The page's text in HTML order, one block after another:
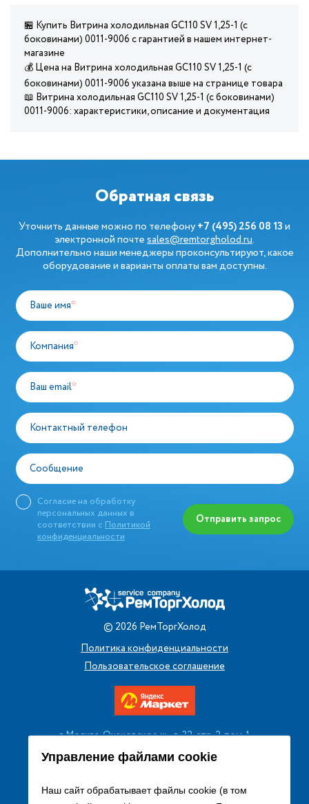
Управление файлами cookie
Наш сайт обрабатывает файлы cookie (в том
🏪 Купить Витрина холодильная GC110 SV 1,25-1 (с
боковинами) 0011-9006 с гарантией в нашем интернет-
магазине
💰 Цена на Витрина холодильная GC110 SV 1,25-1 (с
боковинами) 0011-9006 указана выше на странице товара
📖 Витрина холодильная GC110 SV 1,25-1 (с боковинами)
0011-9006: характеристики, описание и документация
Обратная связь
Уточнить данные можно по телефону+7 (495) 256 08 13и
электронной почтеsales@remtorgholod.ru.
Дополнительно наши менеджеры проконсультируют, какое
оборудование и варианты оплаты вам доступны.
Ваше имя*
Компания*
Ваш email*
Контактный телефон
Сообщение
Согласие на обработку
персональных данных в
соответствии с Политикой
конфиденциальности
Отправить запрос
© 2026 РемТоргХолод
Политика конфиденциальности
Пользовательское соглашение
г. Москва, Очаковское ш., д. 32, стр. 2, пом. 1
+7 (495) 256 08 13
Заказать звонок